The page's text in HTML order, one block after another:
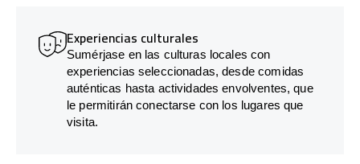
Experiencias culturales
Sumérjase en las culturas locales con
experiencias seleccionadas, desde comidas
auténticas hasta actividades envolventes, que
le permitirán conectarse con los lugares que
visita.